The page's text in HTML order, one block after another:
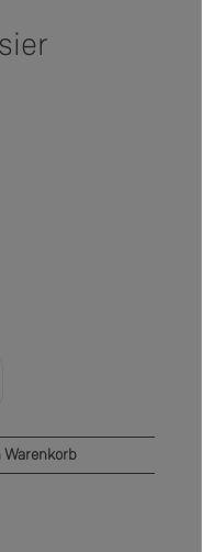
Wert
Warenkorb